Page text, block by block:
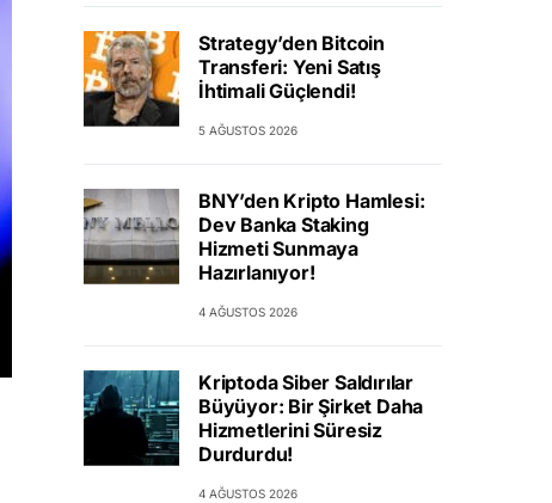
Strategy’den Bitcoin
Transferi: Yeni Satış
İhtimali Güçlendi!
5 AĞUSTOS 2026
BNY’den Kripto Hamlesi:
Dev Banka Staking
Hizmeti Sunmaya
Hazırlanıyor!
4 AĞUSTOS 2026
Kriptoda Siber Saldırılar
Büyüyor: Bir Şirket Daha
Hizmetlerini Süresiz
Durdurdu!
4 AĞUSTOS 2026